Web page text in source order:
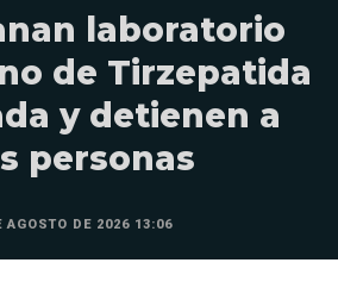
laboratorio
de Tirzepatida
y detienen a
personas
AGOSTO DE 2026 13:06